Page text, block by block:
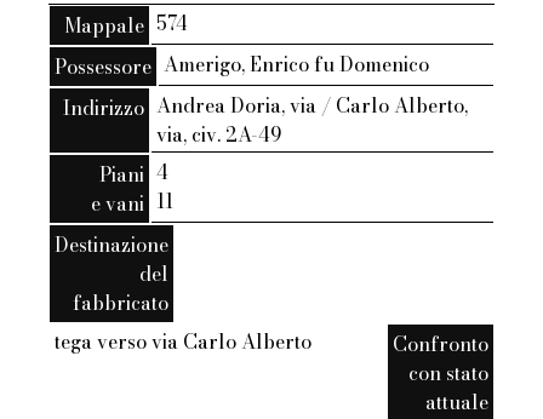
Mappale 574
Possessore Amerigo, Enrico fu Domenico
Indirizzo Andrea Doria, via / Carlo Alberto,
via, civ. 2A-49
Piani
e vani
4
11
Destinazione
del
fabbricato
tega verso via Carlo Alberto
Confronto
con stato
attuale